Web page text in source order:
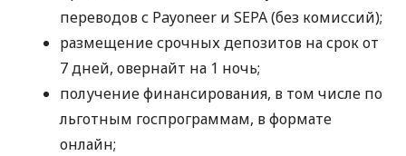
переводов с Payoneer и SEPA (без комиссий);
размещение срочных депозитов на срок от
7 дней, овернайт на 1 ночь;
получение финансирования, в том числе по
льготным госпрограммам, в формате
онлайн;